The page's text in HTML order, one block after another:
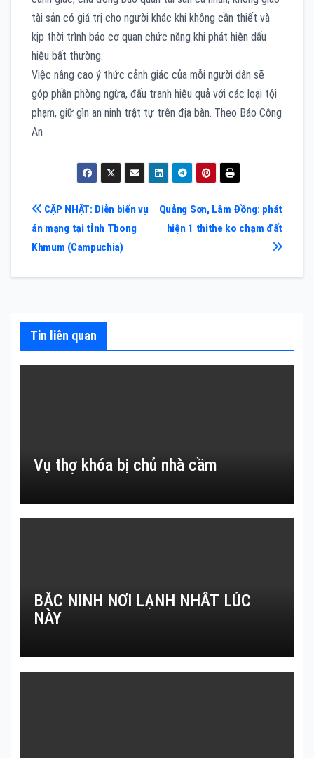
tài sản có giá trị cho người khác khi không cần thiết và
kịp thời trình báo cơ quan chức năng khi phát hiện dấu
hiệu bất thường.
Việc nâng cao ý thức cảnh giác của mỗi người dân sẽ
góp phần phòng ngừa, đấu tranh hiệu quả với các loại tội
phạm, giữ gìn an ninh trật tự trên địa bàn. Theo Báo Công
An
Điều
hướng
bài
Quảng Sơn, Lâm Đồng: phát
hiện 1 thithe ko chạm đất
CẬP NHẬT: Diễn biến vụ
án mạng tại tỉnh Tbong
Khmum (Campuchia)
Tin liên quan
Vụ thợ khóa bị chủ nhà cầm
BẮC NINH NƠI LẠNH NHẤT LÚC
NÀY